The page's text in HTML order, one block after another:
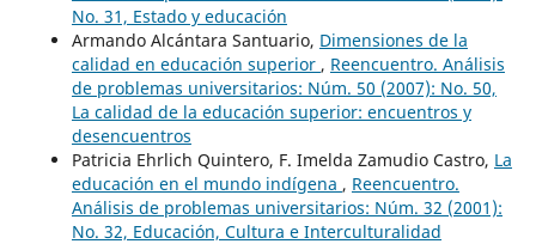
No. 31, Estado y educación
Armando Alcántara Santuario, Dimensiones de la
calidad en educación superior , Reencuentro. Análisis
de problemas universitarios: Núm. 50 (2007): No. 50,
La calidad de la educación superior: encuentros y
desencuentros
Patricia Ehrlich Quintero, F. Imelda Zamudio Castro, La
educación en el mundo indígena , Reencuentro.
Análisis de problemas universitarios: Núm. 32 (2001):
No. 32, Educación, Cultura e Interculturalidad